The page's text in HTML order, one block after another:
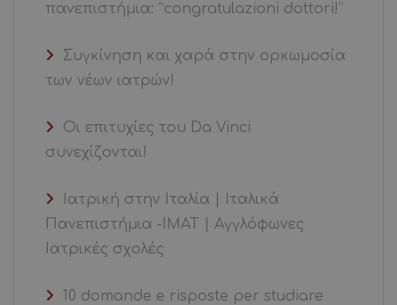
πανεπιστήμια: “congratulazioni dottori!”
Συγκίνηση και χαρά στην ορκωμοσία
των νέων ιατρών!
Οι επιτυχίες του Da Vinci
συνεχίζονται!
Ιατρική στην Ιταλία | Ιταλικά
Πανεπιστήμια -ΙΜΑΤ | Αγγλόφωνες
Ιατρικές σχολές
10 domande e risposte per studiare